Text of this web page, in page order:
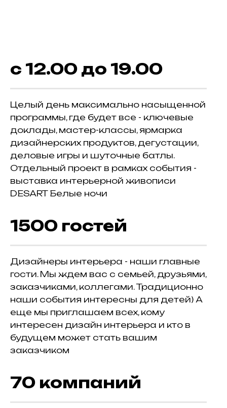
с 12.00 до 19.00
Целый день максимально насыщенной
программы, где будет все - ключевые
доклады, мастер-классы, ярмарка
дизайнерских продуктов, дегустации,
деловые игры и шуточные батлы.
Отдельный проект в рамках события -
выставка интерьерной живописи
DESART Белые ночи
1500 гостей
Дизайнеры интерьера - наши главные
гости. Мы ждем вас с семьей, друзьями,
заказчиками, коллегами. Традиционно
наши события интересны для детей) А
еще мы приглашаем всех, кому
интересен дизайн интерьера и кто в
будущем может стать вашим
заказчиком
70 компаний